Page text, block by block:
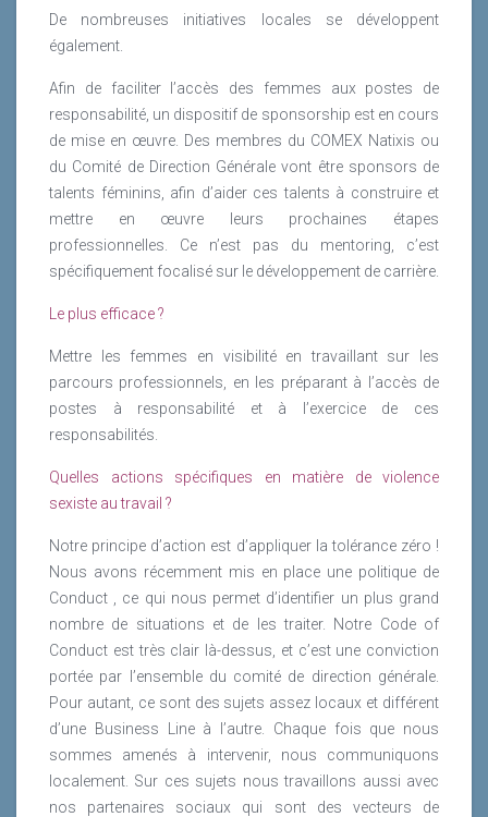
De nombreuses initiatives locales se développent
également.
Afin de faciliter l’accès des femmes aux postes de
responsabilité, un dispositif de sponsorship est en cours
de mise en œuvre. Des membres du COMEX Natixis ou
du Comité de Direction Générale vont être sponsors de
talents féminins, afin d’aider ces talents à construire et
mettre en œuvre leurs prochaines étapes
professionnelles. Ce n’est pas du mentoring, c’est
spécifiquement focalisé sur le développement de carrière.
Le plus efficace ?
Mettre les femmes en visibilité en travaillant sur les
parcours professionnels, en les préparant à l’accès de
postes à responsabilité et à l’exercice de ces
responsabilités.
Quelles actions spécifiques en matière de violence
sexiste au travail ?
Notre principe d’action est d’appliquer la tolérance zéro !
Nous avons récemment mis en place une politique de
Conduct , ce qui nous permet d’identifier un plus grand
nombre de situations et de les traiter. Notre Code of
Conduct est très clair là-dessus, et c’est une conviction
portée par l’ensemble du comité de direction générale.
Pour autant, ce sont des sujets assez locaux et différent
d’une Business Line à l’autre. Chaque fois que nous
sommes amenés à intervenir, nous communiquons
localement. Sur ces sujets nous travaillons aussi avec
nos partenaires sociaux qui sont des vecteurs de